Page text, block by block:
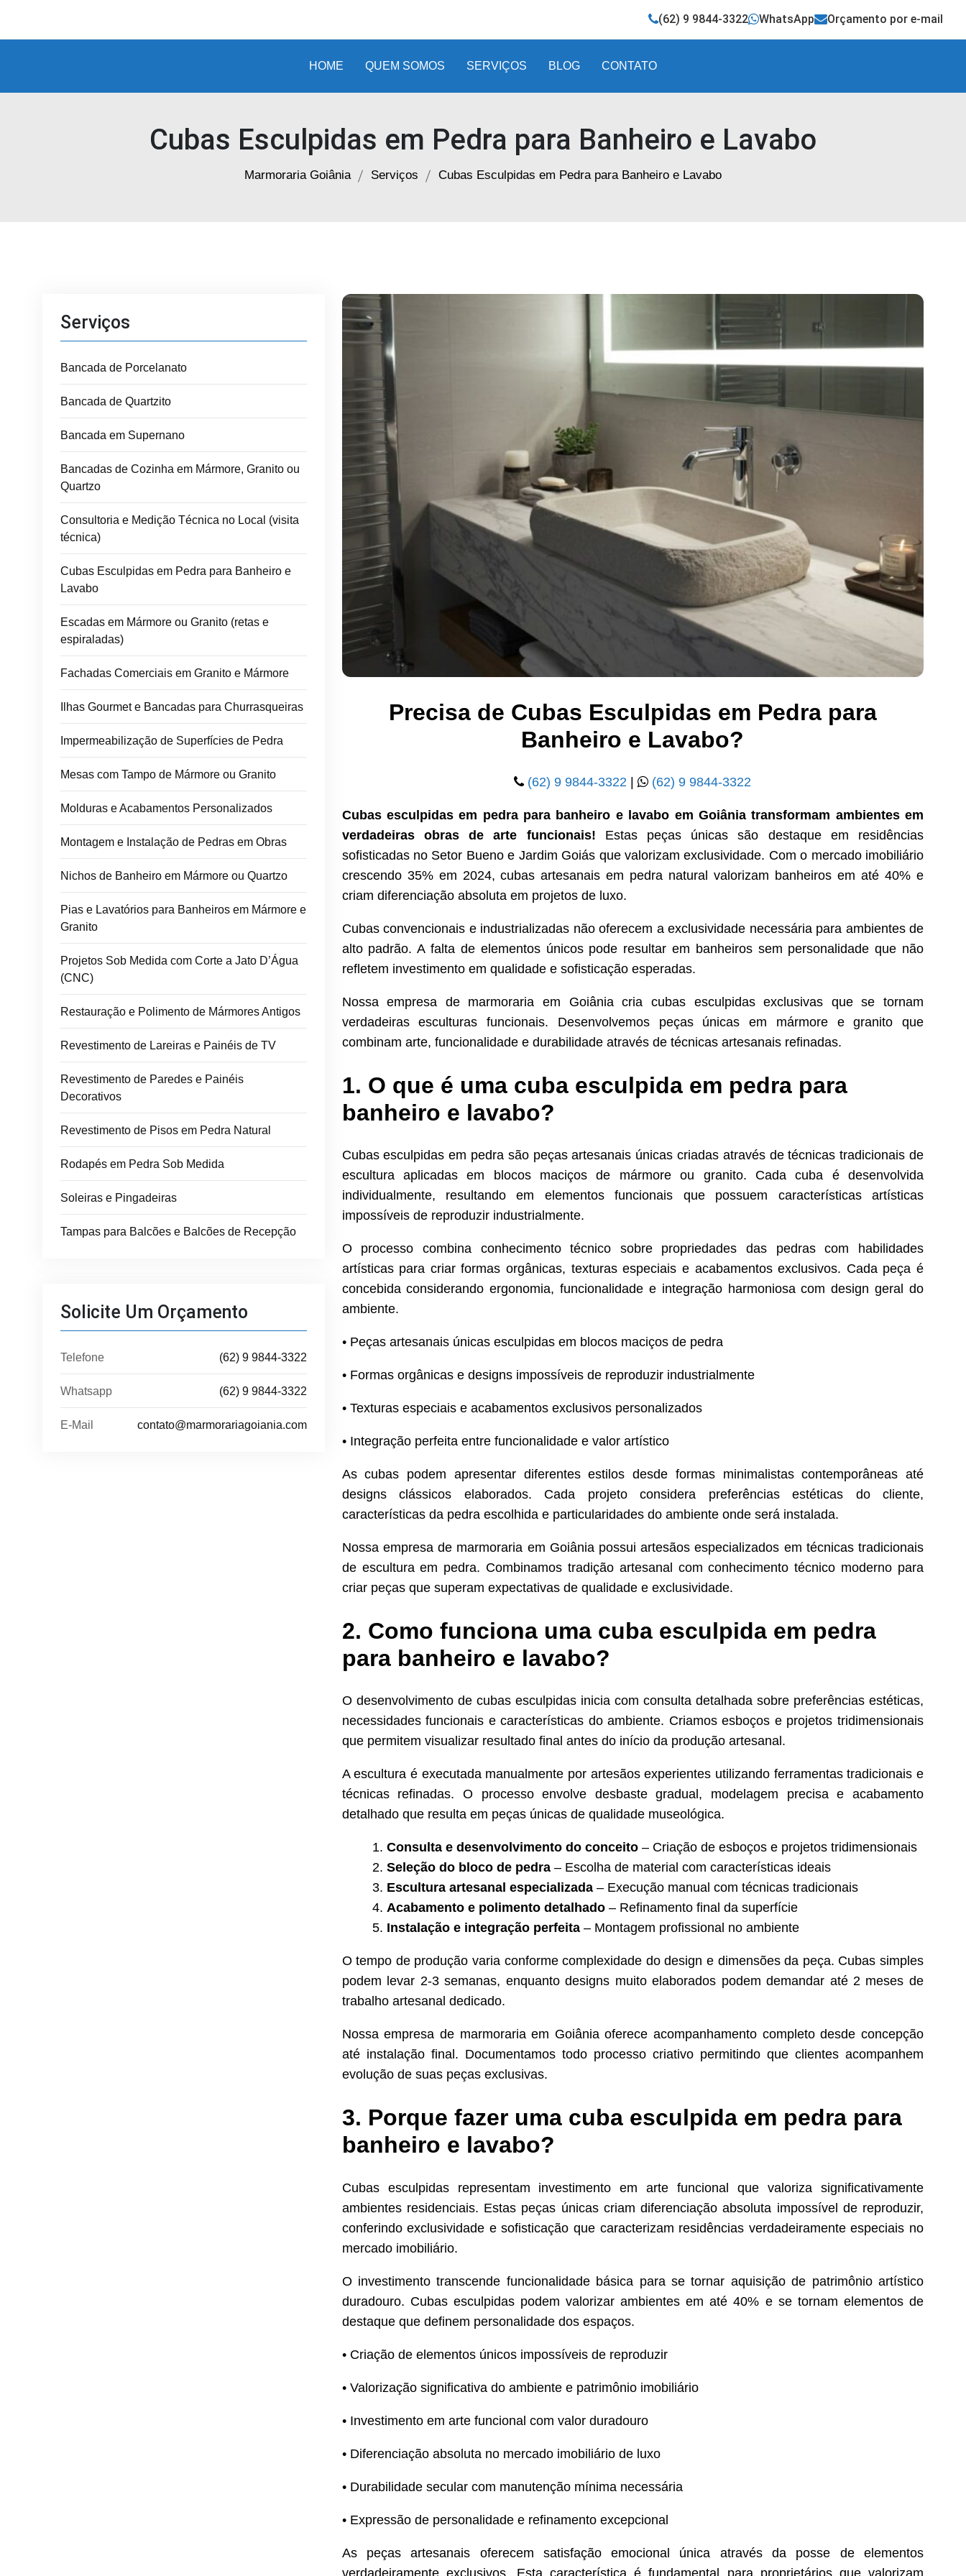
em
(62) 9 9844-3322 WhatsApp Orçamento por e-mail
HOME QUEM SOMOS SERVIÇOS BLOG CONTATO
Cubas Esculpidas em Pedra para Banheiro e Lavabo
Marmoraria Goiânia Serviços Cubas Esculpidas em Pedra para Banheiro e Lavabo
Serviços
Bancada de Porcelanato
Bancada de Quartzito
Bancada em Supernano
Bancadas de Cozinha em Mármore, Granito ou
Quartzo
Consultoria e Medição Técnica no Local (visita
técnica)
Cubas Esculpidas em Pedra para Banheiro e
Lavabo
Escadas em Mármore ou Granito (retas e
espiraladas)
Fachadas Comerciais em Granito e Mármore
Ilhas Gourmet e Bancadas para Churrasqueiras
Impermeabilização de Superfícies de Pedra
Mesas com Tampo de Mármore ou Granito
Molduras e Acabamentos Personalizados
Montagem e Instalação de Pedras em Obras
Nichos de Banheiro em Mármore ou Quartzo
Pias e Lavatórios para Banheiros em Mármore e
Granito
Projetos Sob Medida com Corte a Jato D’Água
(CNC)
Restauração e Polimento de Mármores Antigos
Revestimento de Lareiras e Painéis de TV
Revestimento de Paredes e Painéis
Decorativos
Revestimento de Pisos em Pedra Natural
Rodapés em Pedra Sob Medida
Soleiras e Pingadeiras
Tampas para Balcões e Balcões de Recepção
Solicite Um Orçamento
Telefone (62) 9 9844-3322
Whatsapp (62) 9 9844-3322
E-Mail contato@marmorariagoiania.com
Precisa de Cubas Esculpidas em Pedra para
Banheiro e Lavabo?
(62) 9 9844-3322 | (62) 9 9844-3322
Cubas esculpidas em pedra para banheiro e lavabo em Goiânia transformam ambientes em
verdadeiras obras de arte funcionais! Estas peças únicas são destaque em residências
sofisticadas no Setor Bueno e Jardim Goiás que valorizam exclusividade. Com o mercado imobiliário
crescendo 35% em 2024, cubas artesanais em pedra natural valorizam banheiros em até 40% e
criam diferenciação absoluta em projetos de luxo.
Cubas convencionais e industrializadas não oferecem a exclusividade necessária para ambientes de
alto padrão. A falta de elementos únicos pode resultar em banheiros sem personalidade que não
refletem investimento em qualidade e sofisticação esperadas.
Nossa empresa de marmoraria em Goiânia cria cubas esculpidas exclusivas que se tornam
verdadeiras esculturas funcionais. Desenvolvemos peças únicas em mármore e granito que
combinam arte, funcionalidade e durabilidade através de técnicas artesanais refinadas.
1. O que é uma cuba esculpida em pedra para
banheiro e lavabo?
Cubas esculpidas em pedra são peças artesanais únicas criadas através de técnicas tradicionais de
escultura aplicadas em blocos maciços de mármore ou granito. Cada cuba é desenvolvida
individualmente, resultando em elementos funcionais que possuem características artísticas
impossíveis de reproduzir industrialmente.
O processo combina conhecimento técnico sobre propriedades das pedras com habilidades
artísticas para criar formas orgânicas, texturas especiais e acabamentos exclusivos. Cada peça é
concebida considerando ergonomia, funcionalidade e integração harmoniosa com design geral do
ambiente.
• Peças artesanais únicas esculpidas em blocos maciços de pedra
• Formas orgânicas e designs impossíveis de reproduzir industrialmente
• Texturas especiais e acabamentos exclusivos personalizados
• Integração perfeita entre funcionalidade e valor artístico
As cubas podem apresentar diferentes estilos desde formas minimalistas contemporâneas até
designs clássicos elaborados. Cada projeto considera preferências estéticas do cliente,
características da pedra escolhida e particularidades do ambiente onde será instalada.
Nossa empresa de marmoraria em Goiânia possui artesãos especializados em técnicas tradicionais
de escultura em pedra. Combinamos tradição artesanal com conhecimento técnico moderno para
criar peças que superam expectativas de qualidade e exclusividade.
2. Como funciona uma cuba esculpida em pedra
para banheiro e lavabo?
O desenvolvimento de cubas esculpidas inicia com consulta detalhada sobre preferências estéticas,
necessidades funcionais e características do ambiente. Criamos esboços e projetos tridimensionais
que permitem visualizar resultado final antes do início da produção artesanal.
A escultura é executada manualmente por artesãos experientes utilizando ferramentas tradicionais e
técnicas refinadas. O processo envolve desbaste gradual, modelagem precisa e acabamento
detalhado que resulta em peças únicas de qualidade museológica.
Consulta e desenvolvimento do conceito– Criação de esboços e projetos tridimensionais
Seleção do bloco de pedra– Escolha de material com características ideais
Escultura artesanal especializada– Execução manual com técnicas tradicionais
Acabamento e polimento detalhado– Refinamento final da superfície
Instalação e integração perfeita– Montagem profissional no ambiente
O tempo de produção varia conforme complexidade do design e dimensões da peça. Cubas simples
podem levar 2-3 semanas, enquanto designs muito elaborados podem demandar até 2 meses de
trabalho artesanal dedicado.
Nossa empresa de marmoraria em Goiânia oferece acompanhamento completo desde concepção
até instalação final. Documentamos todo processo criativo permitindo que clientes acompanhem
evolução de suas peças exclusivas.
3. Porque fazer uma cuba esculpida em pedra para
banheiro e lavabo?
Cubas esculpidas representam investimento em arte funcional que valoriza significativamente
ambientes residenciais. Estas peças únicas criam diferenciação absoluta impossível de reproduzir,
conferindo exclusividade e sofisticação que caracterizam residências verdadeiramente especiais no
mercado imobiliário.
O investimento transcende funcionalidade básica para se tornar aquisição de patrimônio artístico
duradouro. Cubas esculpidas podem valorizar ambientes em até 40% e se tornam elementos de
destaque que definem personalidade dos espaços.
• Criação de elementos únicos impossíveis de reproduzir
• Valorização significativa do ambiente e patrimônio imobiliário
• Investimento em arte funcional com valor duradouro
• Diferenciação absoluta no mercado imobiliário de luxo
• Durabilidade secular com manutenção mínima necessária
• Expressão de personalidade e refinamento excepcional
As peças artesanais oferecem satisfação emocional única através da posse de elementos
verdadeiramente exclusivos. Esta característica é fundamental para proprietários que valorizam